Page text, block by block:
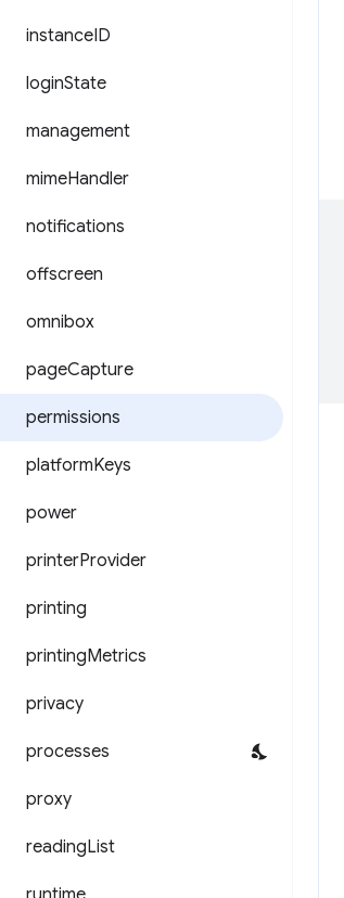
instanceID
loginState
management
mimeHandler
notifications
offscreen
omnibox
pageCapture
permissions
platformKeys
power
printerProvider
printing
printingMetrics
privacy
processes
proxy
readingList